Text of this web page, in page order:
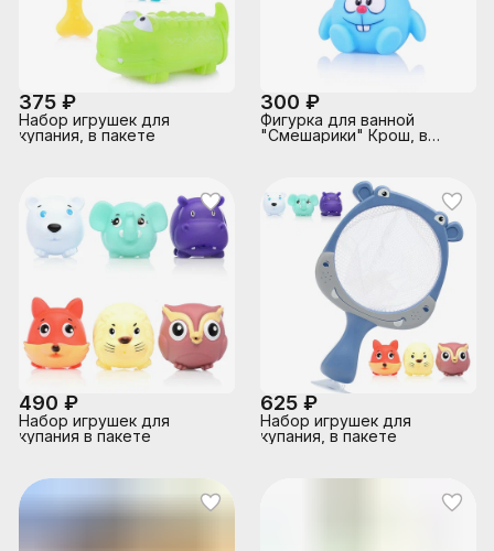
375 ₽
Набор игрушек для
купания, в пакете
300 ₽
Фигурка для ванной
"Смешарики" Крош, в
490 ₽
Набор игрушек для
купания в пакете
625 ₽
Набор игрушек для
купания, в пакете